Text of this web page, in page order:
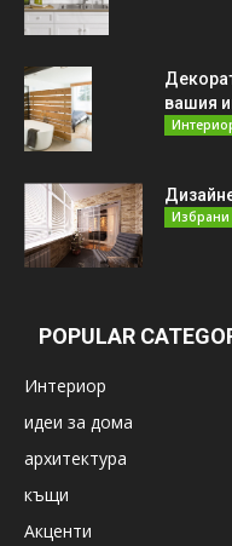
вашия
Избрани
POPULAR
Интериор
идеи за дома
архитектура
къщи
Акценти